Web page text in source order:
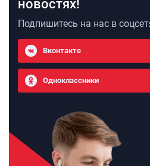
новостях!
Подпишитесь на нас в
Вконтакте
Одноклассники